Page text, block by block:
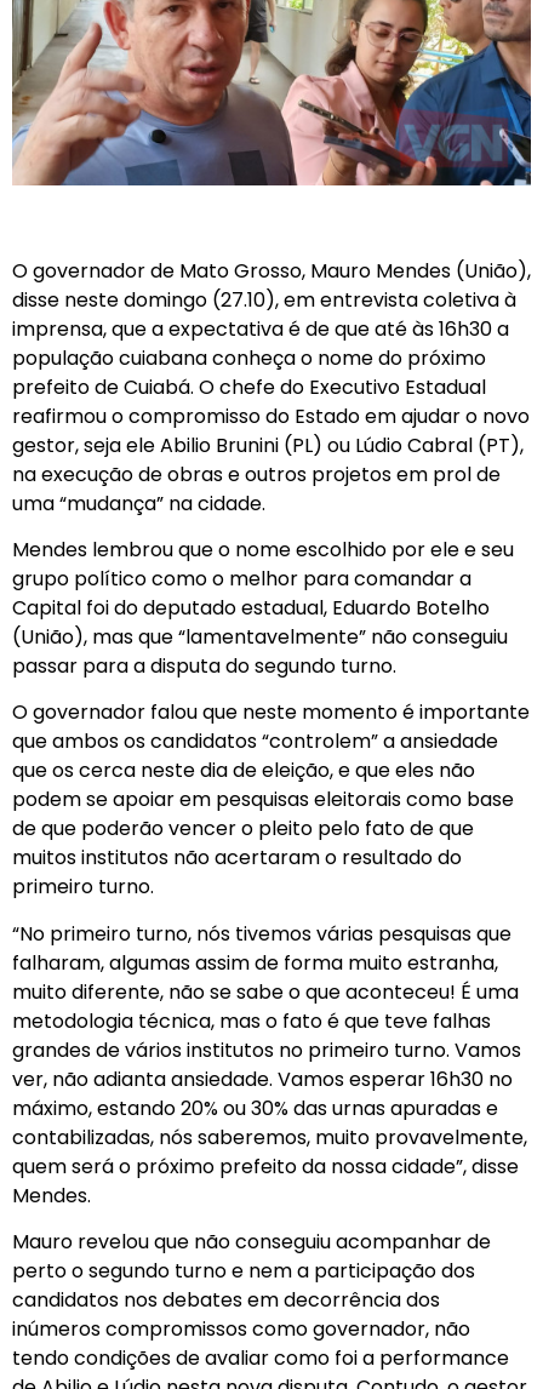
O governador de Mato Grosso, Mauro Mendes (União),
disse neste domingo (27.10), em entrevista coletiva à
imprensa, que a expectativa é de que até às 16h30 a
população cuiabana conheça o nome do próximo
prefeito de Cuiabá. O chefe do Executivo Estadual
reafirmou o compromisso do Estado em ajudar o novo
gestor, seja ele Abilio Brunini (PL) ou Lúdio Cabral (PT),
na execução de obras e outros projetos em prol de
uma “mudança” na cidade.
Mendes lembrou que o nome escolhido por ele e seu
grupo político como o melhor para comandar a
Capital foi do deputado estadual, Eduardo Botelho
(União), mas que “lamentavelmente” não conseguiu
passar para a disputa do segundo turno.
O governador falou que neste momento é importante
que ambos os candidatos “controlem” a ansiedade
que os cerca neste dia de eleição, e que eles não
podem se apoiar em pesquisas eleitorais como base
de que poderão vencer o pleito pelo fato de que
muitos institutos não acertaram o resultado do
primeiro turno.
“No primeiro turno, nós tivemos várias pesquisas que
falharam, algumas assim de forma muito estranha,
muito diferente, não se sabe o que aconteceu! É uma
metodologia técnica, mas o fato é que teve falhas
grandes de vários institutos no primeiro turno. Vamos
ver, não adianta ansiedade. Vamos esperar 16h30 no
máximo, estando 20% ou 30% das urnas apuradas e
contabilizadas, nós saberemos, muito provavelmente,
quem será o próximo prefeito da nossa cidade”, disse
Mendes.
Mauro revelou que não conseguiu acompanhar de
perto o segundo turno e nem a participação dos
candidatos nos debates em decorrência dos
inúmeros compromissos como governador, não
tendo condições de avaliar como foi a performance